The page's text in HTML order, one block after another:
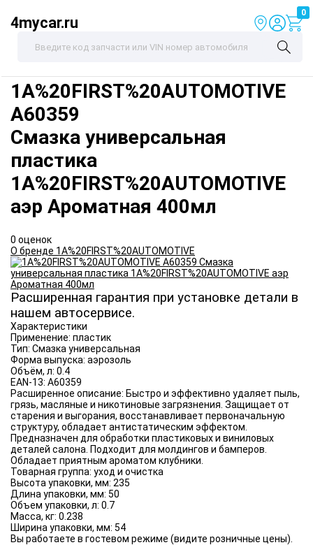
4mycar.ru
0
1A%20FIRST%20AUTOMOTIVE
A60359
Смазка универсальная
пластика
1A%20FIRST%20AUTOMOTIVE
аэр Ароматная 400мл
0 оценок
О бренде 1A%20FIRST%20AUTOMOTIVE
Расширенная гарантия при установке детали в
нашем автосервисе.
Характеристики
Применение: пластик
Тип: Смазка универсальная
Форма выпуска: аэрозоль
Объём, л: 0.4
EAN-13: A60359
Расширенное описание: Быстро и эффективно удаляет пыль,
грязь, масляные и никотиновые загрязнения. Защищает от
старения и выгорания, восстанавливает первоначальную
структуру, обладает антистатическим эффектом.
Предназначен для обработки пластиковых и виниловых
деталей салона. Подходит для молдингов и бамперов.
Обладает приятным ароматом клубники.
Товарная группа: уход и очистка
Высота упаковки, мм: 235
Длина упаковки, мм: 50
Объем упаковки, л: 0.7
Масса, кг: 0.238
Ширина упаковки, мм: 54
Вы работаете в гостевом режиме (видите розничные цены).